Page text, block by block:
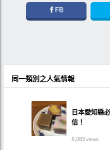
FB
同一類別之人氣情報
日本愛知縣
信！
6,083views